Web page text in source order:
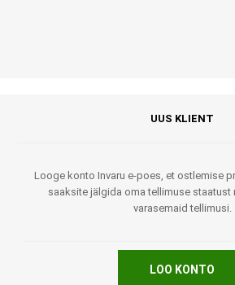
UUS KLIENT
Looge konto Invaru e-poes, et ostlemise
saaksite jälgida oma tellimuse staatust
varasemaid tellimusi.
LOO KONTO